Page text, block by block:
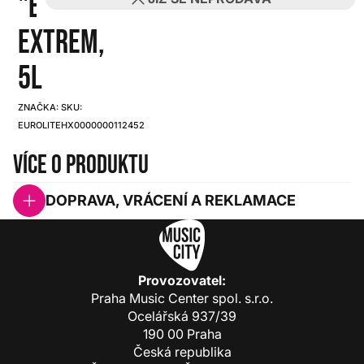
EXTREM,
5L
ZNAČKA:
EUROLITE
SKU:
HX0000000112452
Více o produktu
DOPRAVA, VRÁCENÍ A REKLAMACE
Provozovatel:
Praha Music Center spol. s.r.o.
Ocelářská 937/39
190 00 Praha
Česká republika